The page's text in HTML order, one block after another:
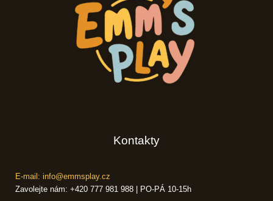
Kontakty
E-mail: info@emmsplay.cz
Zavolejte nám: +420 777 981 988 | PO-PÁ 10-15h